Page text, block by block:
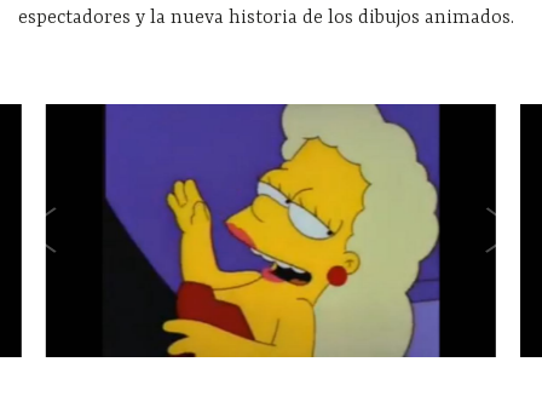
espectadores y la nueva historia de los dibujos animados.